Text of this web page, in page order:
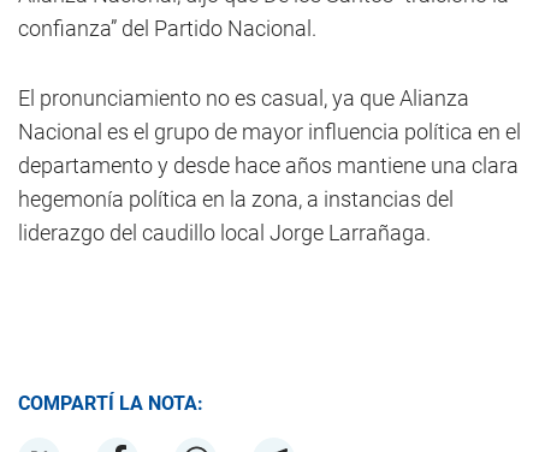
confianza” del Partido Nacional.
El pronunciamiento no es casual, ya que Alianza
Nacional es el grupo de mayor influencia política en el
departamento y desde hace años mantiene una clara
hegemonía política en la zona, a instancias del
liderazgo del caudillo local Jorge Larrañaga.
COMPARTÍ LA NOTA: